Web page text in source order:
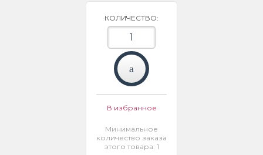
КОЛИЧЕСТВО:
В избранное
Минимальное
количество заказа
этого товара: 1